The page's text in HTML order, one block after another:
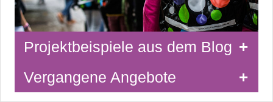
Projektbeispiele aus dem Blog
Vergangene Angebote